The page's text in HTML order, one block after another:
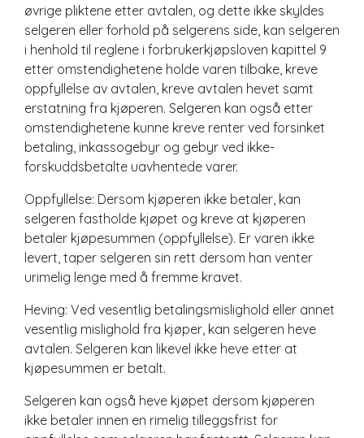
øvrige pliktene etter avtalen, og dette ikke skyldes
selgeren eller forhold på selgerens side, kan selgeren
i henhold til reglene i forbrukerkjøpsloven kapittel 9
etter omstendighetene holde varen tilbake, kreve
oppfyllelse av avtalen, kreve avtalen hevet samt
erstatning fra kjøperen. Selgeren kan også etter
omstendighetene kunne kreve renter ved forsinket
betaling, inkassogebyr og gebyr ved ikke-
forskuddsbetalte uavhentede varer.
Oppfyllelse: Dersom kjøperen ikke betaler, kan
selgeren fastholde kjøpet og kreve at kjøperen
betaler kjøpesummen (oppfyllelse). Er varen ikke
levert, taper selgeren sin rett dersom han venter
urimelig lenge med å fremme kravet.
Heving: Ved vesentlig betalingsmislighold eller annet
vesentlig mislighold fra kjøper, kan selgeren heve
avtalen. Selgeren kan likevel ikke heve etter at
kjøpesummen er betalt.
Selgeren kan også heve kjøpet dersom kjøperen
ikke betaler innen en rimelig tilleggsfrist for